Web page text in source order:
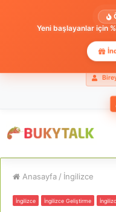
Yeni başlayanlar için
Anasayfa / İngilizce
İngilizce İngilizce Geliştirme